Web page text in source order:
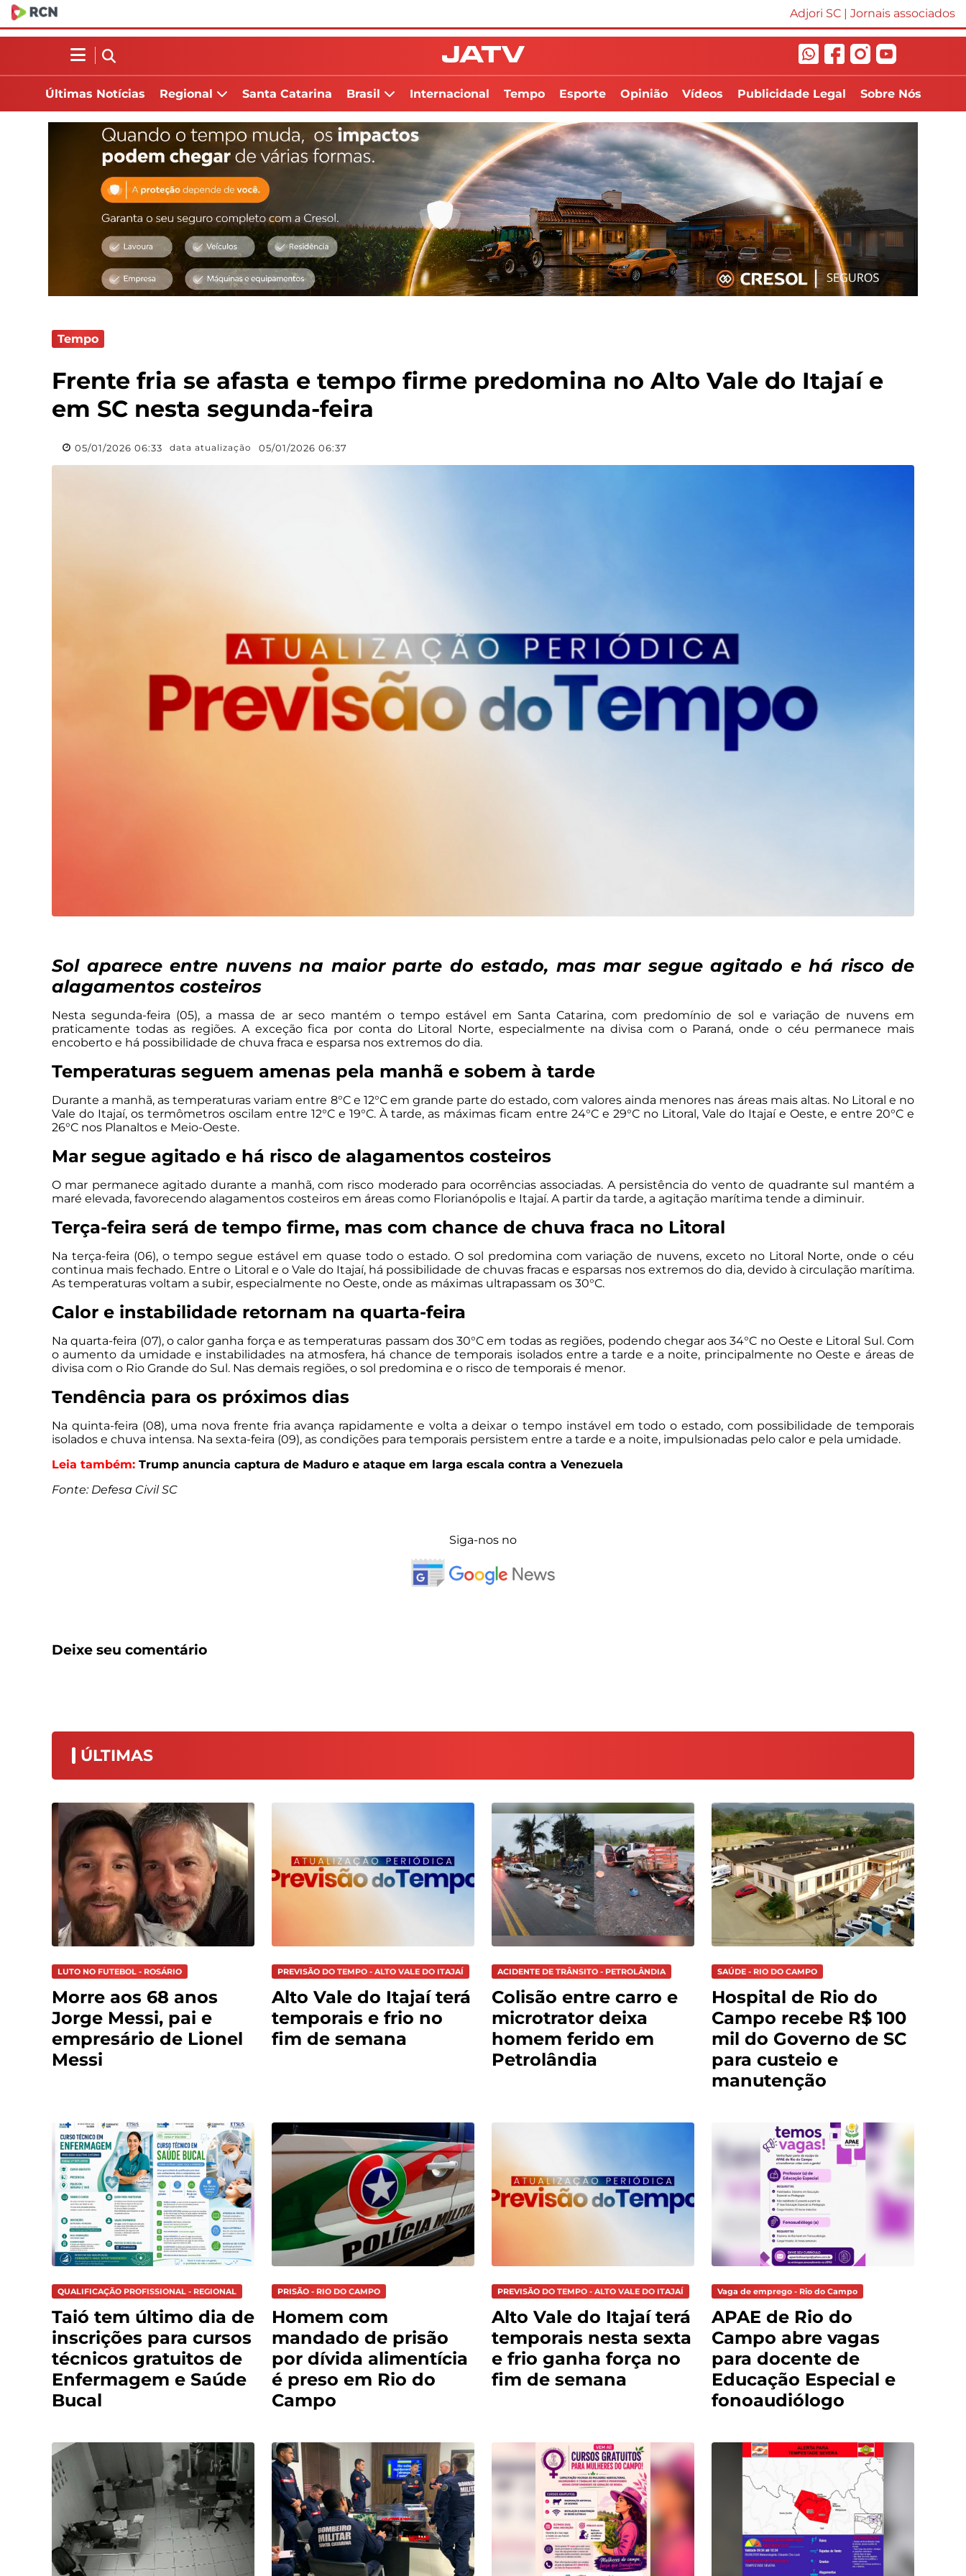
Adjori SC | Jornais associados
Últimas Notícias Regional Santa Catarina Brasil Internacional Tempo Esporte Opinião Vídeos Publicidade Legal Sobre Nós
Tempo
Frente fria se afasta e tempo firme predomina no Alto Vale do Itajaí e
em SC nesta segunda-feira
05/01/2026 06:33 data atualização 05/01/2026 06:37
Sol aparece entre nuvens na maior parte do estado, mas mar segue agitado e há risco de
alagamentos costeiros
Nesta segunda-feira (05), a massa de ar seco mantém o tempo estável em Santa Catarina, com predomínio de sol e variação de nuvens em
praticamente todas as regiões. A exceção fica por conta do Litoral Norte, especialmente na divisa com o Paraná, onde o céu permanece mais
encoberto e há possibilidade de chuva fraca e esparsa nos extremos do dia.
Temperaturas seguem amenas pela manhã e sobem à tarde
Durante a manhã, as temperaturas variam entre 8°C e 12°C em grande parte do estado, com valores ainda menores nas áreas mais altas. No Litoral e no
Vale do Itajaí, os termômetros oscilam entre 12°C e 19°C. À tarde, as máximas ficam entre 24°C e 29°C no Litoral, Vale do Itajaí e Oeste, e entre 20°C e
26°C nos Planaltos e Meio-Oeste.
Mar segue agitado e há risco de alagamentos costeiros
O mar permanece agitado durante a manhã, com risco moderado para ocorrências associadas. A persistência do vento de quadrante sul mantém a
maré elevada, favorecendo alagamentos costeiros em áreas como Florianópolis e Itajaí. A partir da tarde, a agitação marítima tende a diminuir.
Terça-feira será de tempo firme, mas com chance de chuva fraca no Litoral
Na terça-feira (06), o tempo segue estável em quase todo o estado. O sol predomina com variação de nuvens, exceto no Litoral Norte, onde o céu
continua mais fechado. Entre o Litoral e o Vale do Itajaí, há possibilidade de chuvas fracas e esparsas nos extremos do dia, devido à circulação marítima.
As temperaturas voltam a subir, especialmente no Oeste, onde as máximas ultrapassam os 30°C.
Calor e instabilidade retornam na quarta-feira
Na quarta-feira (07), o calor ganha força e as temperaturas passam dos 30°C em todas as regiões, podendo chegar aos 34°C no Oeste e Litoral Sul. Com
o aumento da umidade e instabilidades na atmosfera, há chance de temporais isolados entre a tarde e a noite, principalmente no Oeste e áreas de
divisa com o Rio Grande do Sul. Nas demais regiões, o sol predomina e o risco de temporais é menor.
Tendência para os próximos dias
Na quinta-feira (08), uma nova frente fria avança rapidamente e volta a deixar o tempo instável em todo o estado, com possibilidade de temporais
isolados e chuva intensa. Na sexta-feira (09), as condições para temporais persistem entre a tarde e a noite, impulsionadas pelo calor e pela umidade.
Leia também: Trump anuncia captura de Maduro e ataque em larga escala contra a Venezuela
Fonte: Defesa Civil SC
Siga-nos no
Deixe seu comentário
ÚLTIMAS
LUTO NO FUTEBOL - ROSÁRIO
Morre aos 68 anos
Jorge Messi, pai e
empresário de Lionel
Messi
PREVISÃO DO TEMPO - ALTO VALE DO ITAJAÍ
Alto Vale do Itajaí terá
temporais e frio no
fim de semana
ACIDENTE DE TRÂNSITO - PETROLÂNDIA
Colisão entre carro e
microtrator deixa
homem ferido em
Petrolândia
SAÚDE - RIO DO CAMPO
Hospital de Rio do
Campo recebe R$ 100
mil do Governo de SC
para custeio e
manutenção
QUALIFICAÇÃO PROFISSIONAL - REGIONAL
Taió tem último dia de
inscrições para cursos
técnicos gratuitos de
Enfermagem e Saúde
Bucal
PRISÃO - RIO DO CAMPO
Homem com
mandado de prisão
por dívida alimentícia
é preso em Rio do
Campo
PREVISÃO DO TEMPO - ALTO VALE DO ITAJAÍ
Alto Vale do Itajaí terá
temporais nesta sexta
e frio ganha força no
fim de semana
Vaga de emprego - Rio do Campo
APAE de Rio do
Campo abre vagas
para docente de
Educação Especial e
fonoaudiólogo